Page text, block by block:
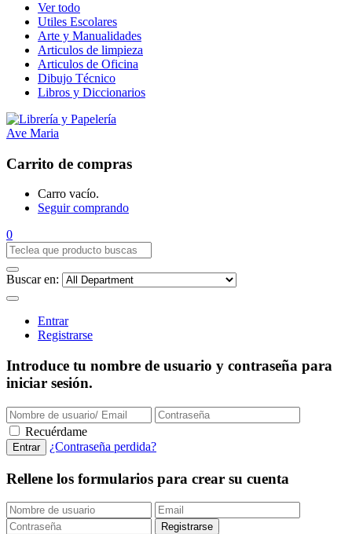
Ver todo
Utiles Escolares
Arte y Manualidades
Articulos de limpieza
Articulos de Oficina
Dibujo Técnico
Libros y Diccionarios
Carrito de compras
Carro vacío.
Seguir comprando
0
Buscar en:
Entrar
Registrarse
Introduce tu nombre de usuario y contraseña para
iniciar sesión.
Recuérdame
¿Contraseña perdida?
Rellene los formularios para crear su cuenta